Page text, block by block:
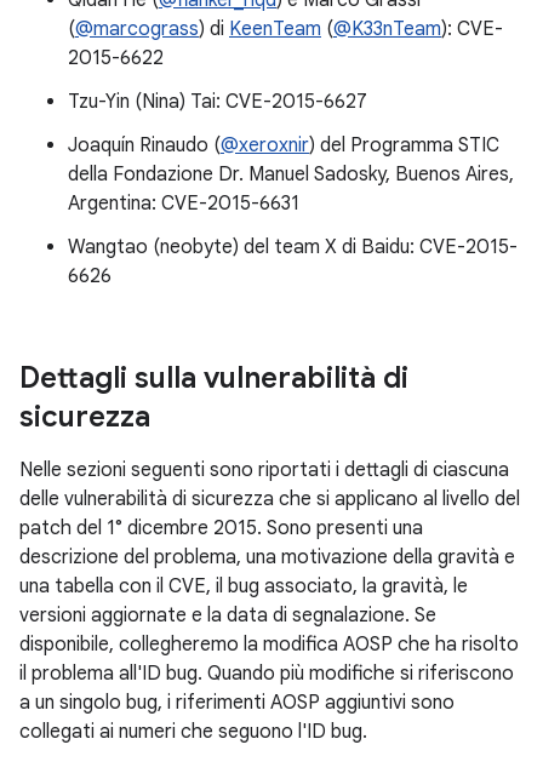
(@marcograss) di KeenTeam (@K33nTeam): CVE-
2015-6622
Tzu-Yin (Nina) Tai: CVE-2015-6627
Joaquín Rinaudo (@xeroxnir) del Programma STIC
della Fondazione Dr. Manuel Sadosky, Buenos Aires,
Argentina: CVE-2015-6631
Wangtao (neobyte) del team X di Baidu: CVE-2015-
6626
Dettagli sulla vulnerabilità di
sicurezza
Nelle sezioni seguenti sono riportati i dettagli di ciascuna
delle vulnerabilità di sicurezza che si applicano al livello del
patch del 1° dicembre 2015. Sono presenti una
descrizione del problema, una motivazione della gravità e
una tabella con il CVE, il bug associato, la gravità, le
versioni aggiornate e la data di segnalazione. Se
disponibile, collegheremo la modifica AOSP che ha risolto
il problema all'ID bug. Quando più modifiche si riferiscono
a un singolo bug, i riferimenti AOSP aggiuntivi sono
collegati ai numeri che seguono l'ID bug.